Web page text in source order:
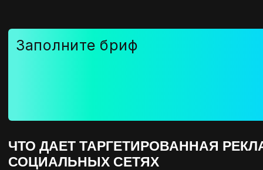
Заполните бриф
ЧТО ДАЕТ ТАРГЕТИРОВАННАЯ
СОЦИАЛЬНЫХ СЕТЯХ